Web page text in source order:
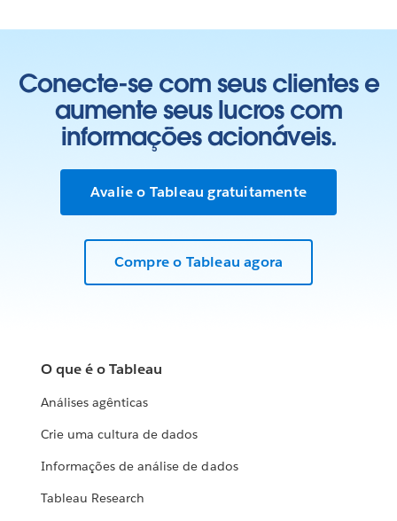
Conecte-se com seus clientes e
aumente seus lucros com
informações acionáveis.
Avalie o Tableau gratuitamente
Compre o Tableau agora
O que é o Tableau
Análises agênticas
Crie uma cultura de dados
Informações de análise de dados
Tableau Research